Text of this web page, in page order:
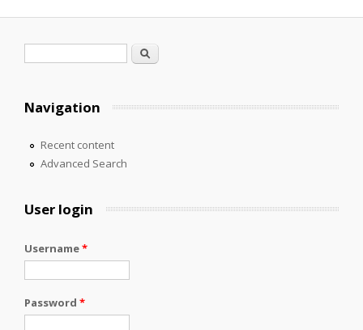
Search
Navigation
Recent content
Advanced Search
User login
Username*
Password *